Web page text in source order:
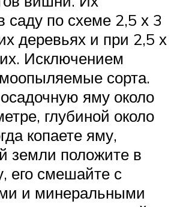
по схеме 2,5 х 3
деревьях и при 2,5 х
Исключением
сорта.
яму около
глубиной около
копаете яму,
земли положите в
его смешайте с
и минеральными